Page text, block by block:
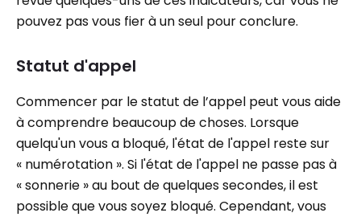
pouvez pas vous fier à un seul pour conclure.
Statut d'appel
Commencer par le statut de l’appel peut vous aide
à comprendre beaucoup de choses. Lorsque
quelqu'un vous a bloqué, l'état de l'appel reste sur
« numérotation ». Si l'état de l'appel ne passe pas à
« sonnerie » au bout de quelques secondes, il est
possible que vous soyez bloqué. Cependant, vous